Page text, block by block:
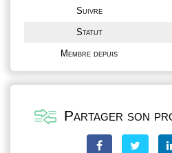
Suivre
Statut
Membre depuis
Partager son